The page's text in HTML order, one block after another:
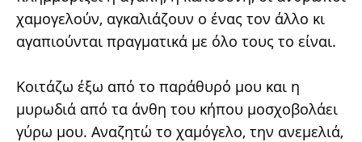
χαμογελούν, αγκαλιάζουν ο ένας τον άλλο κι
αγαπιούνται πραγματικά με όλο τους το είναι.
Κοιτάζω έξω από το παράθυρό μου και η
μυρωδιά από τα άνθη του κήπου μοσχοβολάει
γύρω μου. Αναζητώ το χαμόγελο, την ανεμελιά,